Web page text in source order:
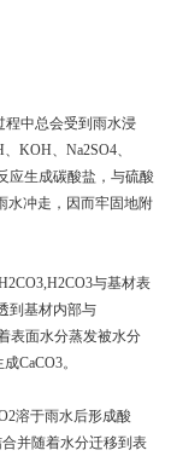
中总会受到雨水浸
KOH、Na2SO4、
应生成碳酸盐，与硫酸
水冲走，因而牢固地附
与基材表
到基材内部与
表面水分蒸发被水分
CaCO3。
溶于雨水后形成酸
并随着水分迁移到表